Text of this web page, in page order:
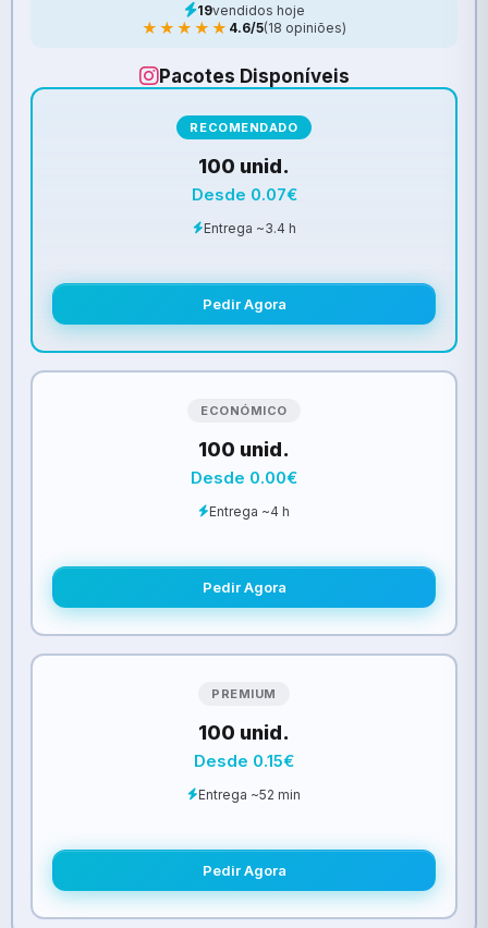
19vendidos hoje
★★★★★ 4.6/5(18 opiniões)
Pacotes Disponíveis
ECONÓMICO
100 unid.
Desde 0.00€
Entrega ~4 h
Pedir Agora
RECOMENDADO
100 unid.
Desde 0.07€
Entrega ~3.4 h
Pedir Agora
PREMIUM
100 unid.
Desde 0.15€
Entrega ~52 min
Pedir Agora